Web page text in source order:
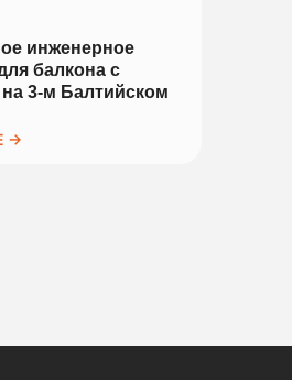
инженерное
балкона с
3-м Балтийском
→